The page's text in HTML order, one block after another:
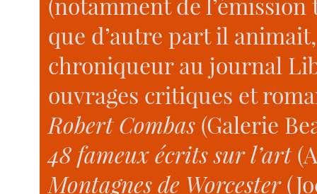
que d’autre part il
chroniqueur au journal
ouvrages critiques et
Robert Combas(Galerie
48 fameux écrits sur l’art
Montagnes de Worcester